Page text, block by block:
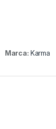
Marca: Karma